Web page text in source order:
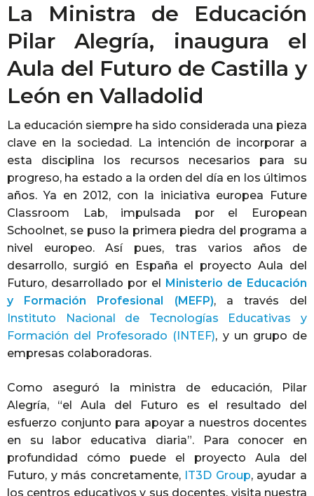
La Ministra de Educación
Pilar Alegría, inaugura el
Aula del Futuro de Castilla y
León en Valladolid
La educación siempre ha sido considerada una pieza
clave en la sociedad. La intención de incorporar a
esta disciplina los recursos necesarios para su
progreso, ha estado a la orden del día en los últimos
años. Ya en 2012, con la iniciativa europea Future
Classroom Lab, impulsada por el European
Schoolnet, se puso la primera piedra del programa a
nivel europeo. Así pues, tras varios años de
desarrollo, surgió en España el proyecto Aula del
Futuro, desarrollado por el
Ministerio de Educación
y Formación Profesional (MEFP), a través del
Instituto Nacional de Tecnologías Educativas y
Formación del Profesorado (INTEF), y un grupo de
empresas colaboradoras.
Como aseguró la ministra de educación, Pilar
Alegría, “el Aula del Futuro es el resultado del
esfuerzo conjunto para apoyar a nuestros docentes
en su labor educativa diaria”. Para conocer en
profundidad cómo puede el proyecto Aula del
Futuro, y más concretamente, IT3D Group, ayudar a
los centros educativos y sus docentes, visita nuestra